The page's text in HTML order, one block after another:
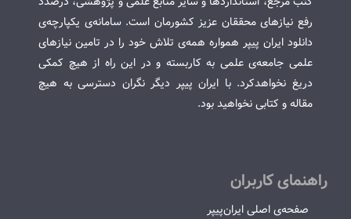
رفع نیازهای محققان عزیز کشورمان است. سامانه‌ی یکپارچه‌ی
دانلود ایران پیپر همواره همه‌ی تلاش خود را در تامین نیازهای
علمی جامعه‌ی علمی به کاربسته و در این راه از هیچ کمکی
دریغ نخواهدکرد. با ایران پیپر دیگر نگران دسترسی به هیچ
مقاله و کتابی نخواهید بود.
راهنمای کاربران
صفحه‌ی اصلی ایران‌پیپر